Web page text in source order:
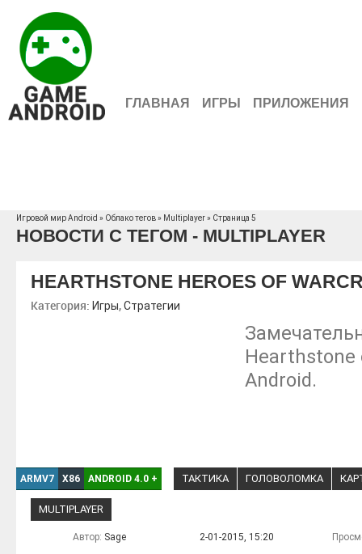
ГЛАВНАЯ ИГРЫ ПРИЛОЖЕНИЯ
Игровой мир Android » Облако тегов» Multiplayer » Страница 5
НОВОСТИ С ТЕГОМ - MULTIPLAYER
HEARTHSTONE HEROES OF
Категория: Игры,Стратегии
Hearthstone
Android.
ARMV7 X86 ANDROID 4.0 + ТАКТИКА ГОЛОВОЛОМКА
MULTIPLAYER
Автор: Sage 2-01-2015, 15:20